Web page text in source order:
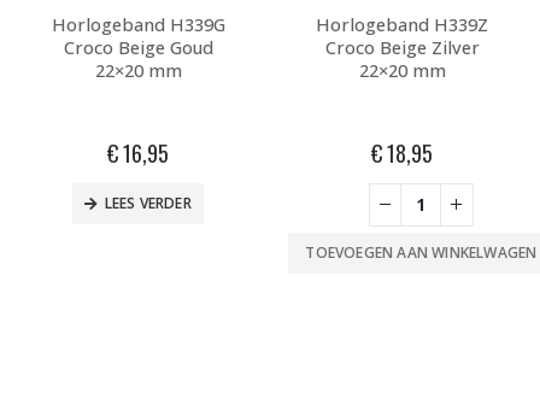
Horlogeband H339G
Croco Beige Goud
22×20 mm
€16,95
LEES VERDER
Horlogeband H339Z
Croco Beige Zilver
22×20 mm
€18,95
TOEVOEGEN AAN WINKELWAGEN